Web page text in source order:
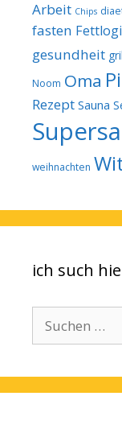
Arbeit Chips
fasten
gesundheit
Noom Oma
Rezept Sauna
weihnachten
ich such
nach: